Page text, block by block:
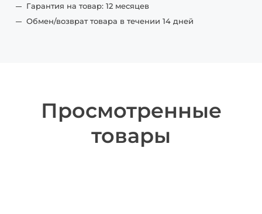
Гарантия на товар: 12 месяцев
Обмен/возврат товара в течении 14 дней
Просмотренные
товары